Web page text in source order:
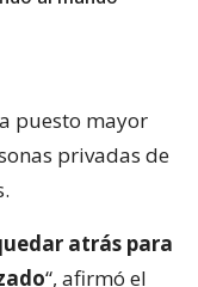
puesto mayor
privadas de
atrás para
“, afirmó el